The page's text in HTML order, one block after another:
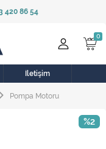
420 86 54
İletişim
Pompa Motoru
%2